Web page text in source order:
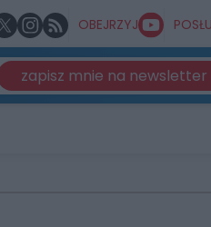
OBEJRZYJ
zapisz mnie na newsletter